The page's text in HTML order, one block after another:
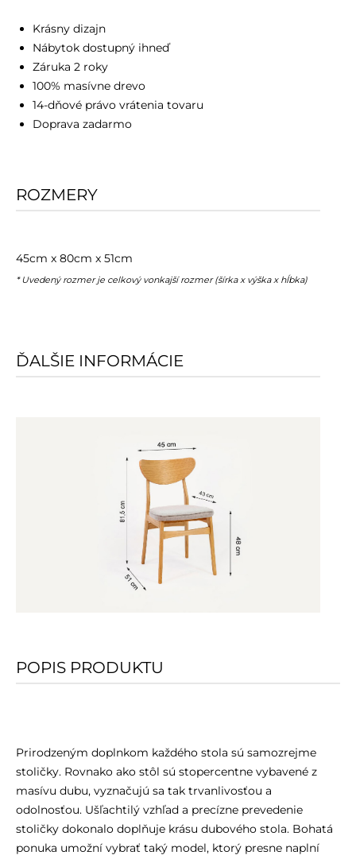
Krásny dizajn
Nábytok dostupný ihneď
Záruka 2 roky
100% masívne drevo
14-dňové právo vrátenia tovaru
Doprava zadarmo
ROZMERY
45cm x 80cm x 51cm
* Uvedený rozmer je celkový vonkajší rozmer (šírka x výška x hĺbka)
ĎALŠIE INFORMÁCIE
POPIS PRODUKTU
Prirodzeným doplnkom každého stola sú samozrejme
stoličky. Rovnako ako stôl sú stopercentne vybavené z
masívu dubu, vyznačujú sa tak trvanlivosťou a
odolnosťou. Ušľachtilý vzhľad a precízne prevedenie
stoličky dokonalo doplňuje krásu dubového stola. Bohatá
ponuka umožní vybrať taký model, ktorý presne naplní